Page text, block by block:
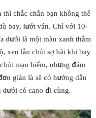
chắc chắn bạn không thể
bay, lướt ván. Chỉ với 10-
dưới là một màu xanh thẳm
xen lẫn chút sợ hãi khi bay
mạo hiểm, nhưng đảm
giản là sẽ có hướng dẫn
dưới có cano đi cùng.